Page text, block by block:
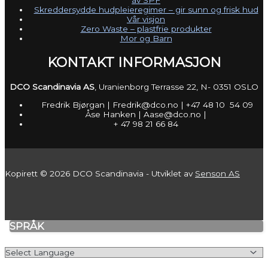
Skreddersydde hudpleieregimer – gir sunn og frisk hud
Vår visjon
Zero Waste – plastfrie produkter
Mor og Barn
KONTAKT INFORMASJON
DCO Scandinavia AS , Uranienborg Terrasse 22, N- 0351 OSLO
Fredrik Bjørgan | Fredrik@dco.no | +47 48 10 54 09
Åse Hanken | Aase@dco.no |
+ 47 98 21 66 84
Kopirett © 2026 DCO Scandinavia - Utviklet av Senson AS
SPRÅK